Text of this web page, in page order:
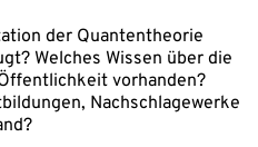
der Quantentheorie
Welches Wissen über die
vorhanden?
Nachschlagewerke